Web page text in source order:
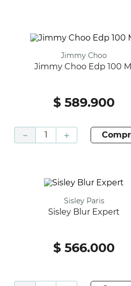
Jimmy Choo
Jimmy Choo Edp 100
$ 589.900
＋
－
Sisley Paris
Sisley Blur Expert
$ 566.000